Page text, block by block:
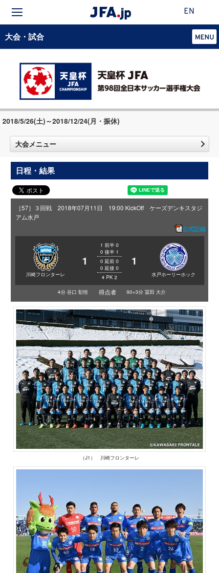
EN
大会・試合
2018/5/26(土)～2018/12/24(月・振休)
大会メニュー
日程・結果
［57］３回戦 2018年07月11日 19:00 KickOff ケーズデンキスタジ
アム水戸
公式記録
川崎フロンターレ
1
1 前半 0
0 後半 1
0 延前 0
0 延後 0
4 PK 2
1
水戸ホーリーホック
4分 谷口 彰悟 得点者 90+3分 冨田 大介
（J1） 川崎フロンターレ